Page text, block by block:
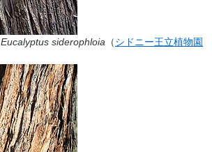
Eucalyptus siderophloia （シドニー王立植物園